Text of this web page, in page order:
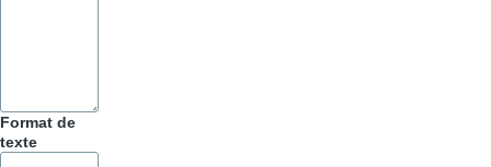
Format de
texte